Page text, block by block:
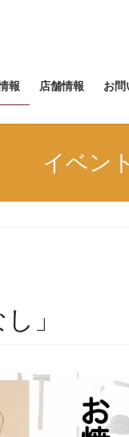
報 店舗情報 お問
イベン
」